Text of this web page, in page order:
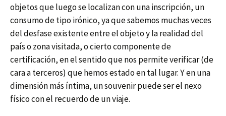
objetos que luego se localizan con una inscripción, un
consumo de tipo irónico, ya que sabemos muchas veces
del desfase existente entre el objeto y la realidad del
país o zona visitada, o cierto componente de
certificación, en el sentido que nos permite verificar (de
cara a terceros) que hemos estado en tal lugar. Y en una
dimensión más íntima, un souvenir puede ser el nexo
físico con el recuerdo de un viaje.